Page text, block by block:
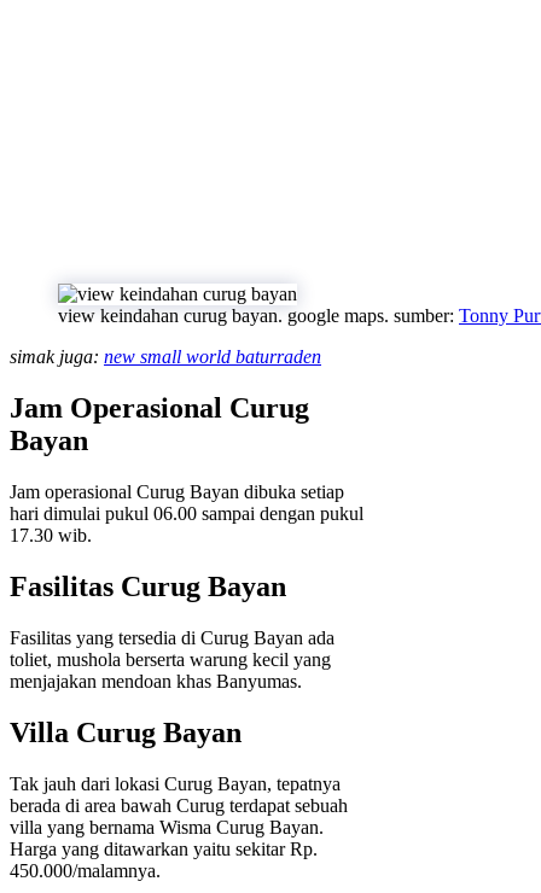
view keindahan curug bayan. google maps. sumber: Tonny
simak juga: new small world baturraden
Jam Operasional Curug
Bayan
Jam operasional Curug Bayan dibuka setiap
hari dimulai pukul 06.00 sampai dengan pukul
17.30 wib.
Fasilitas Curug Bayan
Fasilitas yang tersedia di Curug Bayan ada
toliet, mushola berserta warung kecil yang
menjajakan mendoan khas Banyumas.
Villa Curug Bayan
Tak jauh dari lokasi Curug Bayan, tepatnya
berada di area bawah Curug terdapat sebuah
villa yang bernama Wisma Curug Bayan.
Harga yang ditawarkan yaitu sekitar Rp.
450.000/malamnya.